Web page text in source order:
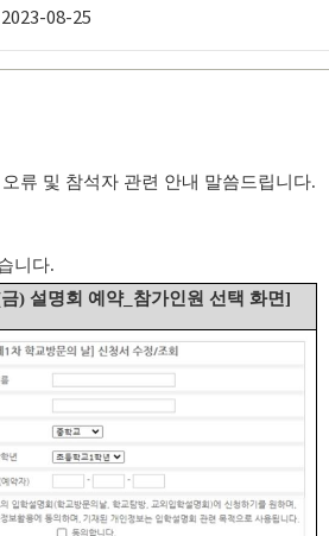
2023-08-25
류 및 참석자 관련 안내 말씀드립니다.
니다.
금) 설명회 예약_ 참가인원 선택 화면]